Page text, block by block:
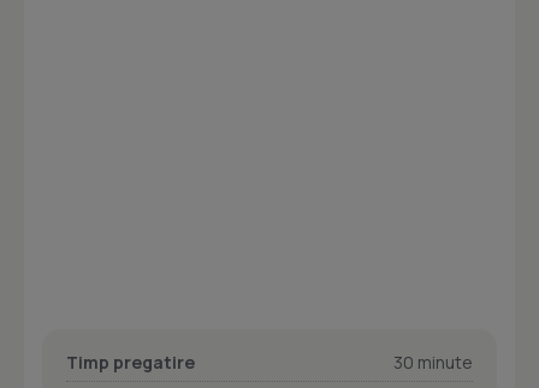
Timp pregatire
30 minute